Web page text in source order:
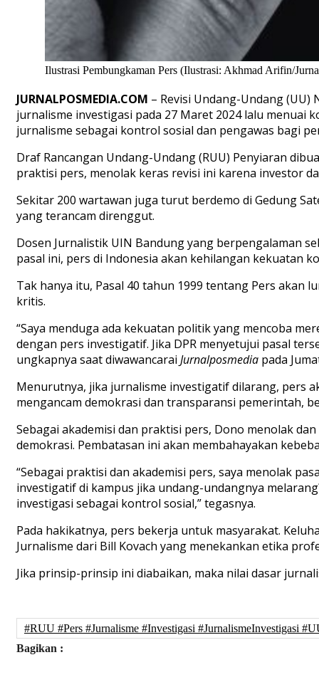
Ilustrasi Pembungkaman Pers (Ilustrasi: Akhmad Arifin/
JURNALPOSMEDIA.COM – Revisi Undang-Undang
jurnalisme investigasi pada 27 Maret 2024 lalu menuai
jurnalisme sebagai kontrol sosial dan pengawas bagi
Draf Rancangan Undang-Undang (RUU) Penyiaran
praktisi pers, menolak keras revisi ini karena investor
Sekitar 200 wartawan juga turut berdemo di Gedung
yang terancam direnggut.
Dosen Jurnalistik UIN Bandung yang berpengalaman
pasal ini, pers di Indonesia akan kehilangan kekuatan
Tak hanya itu, Pasal 40 tahun 1999 tentang Pers akan
kritis.
“Saya menduga ada kekuatan politik yang mencoba
dengan pers investigatif. Jika DPR menyetujui pasal
ungkapnya saat diwawancarai Jurnalposmedia pada
Menurutnya, jika jurnalisme investigatif dilarang, pers
mengancam demokrasi dan transparansi pemerintah,
Sebagai akademisi dan praktisi pers, Dono menolak
demokrasi. Pembatasan ini akan membahayakan
“Sebagai praktisi dan akademisi pers, saya menolak
investigatif di kampus jika undang-undangnya
investigasi sebagai kontrol sosial,” tegasnya.
Pada hakikatnya, pers bekerja untuk masyarakat.
Jurnalisme dari Bill Kovach yang menekankan etika
Jika prinsip-prinsip ini diabaikan, maka nilai dasar
#RUU #Pers #Jurnalisme #Investigasi #JurnalismeInvestigasi
Bagikan :